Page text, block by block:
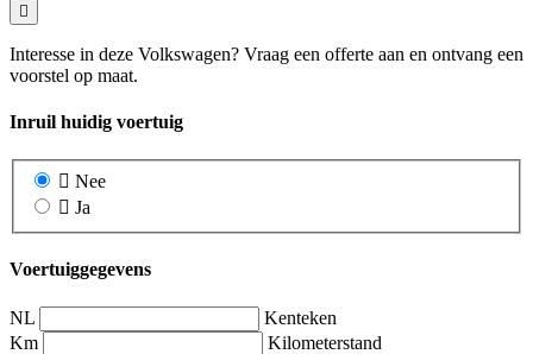
Interesse in deze Volkswagen? Vraag een offerte aan en ontvang een
voorstel op maat.
Inruil huidig voertuig
Nee
Ja
Voertuiggegevens
NL
Kenteken
Km
Kilometerstand